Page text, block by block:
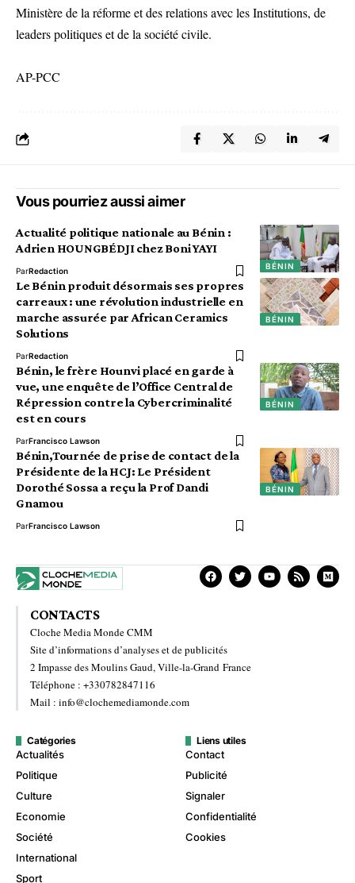
Ministère de la réforme et des relations avec les Institutions, de
leaders politiques et de la société civile.
AP-PCC
Vous pourriez aussi aimer
BÉNIN
Actualité politique nationale au Bénin :
Adrien HOUNGBÉDJI chez Boni YAYI
ParRedaction
BÉNIN
Le Bénin produit désormais ses propres
carreaux : une révolution industrielle en
marche assurée par African Ceramics
Solutions
ParRedaction
BÉNIN
Bénin, le frère Hounvi placé en garde à
vue, une enquête de l’Office Central de
Répression contre la Cybercriminalité
est en cours
ParFrancisco Lawson
BÉNIN
Bénin,Tournée de prise de contact de la
Présidente de la HCJ: Le Président
Dorothé Sossa a reçu la Prof Dandi
Gnamou
ParFrancisco Lawson
CONTACTS
Cloche Media Monde CMM
Site d’informations d’analyses et de publicités
2 Impasse des Moulins Gaud, Ville-la-Grand France
Téléphone : +330782847116
Mail : info@clochemediamonde.com
Catégories
Actualités
Politique
Culture
Economie
Société
International
Sport
Liens utiles
Contact
Publicité
Signaler
Confidentialité
Cookies